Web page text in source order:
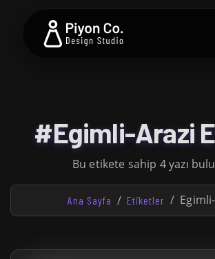
#Egimli-Arazi
Bu etikete sahip 4 yazı
Ana Sayfa Etiketler